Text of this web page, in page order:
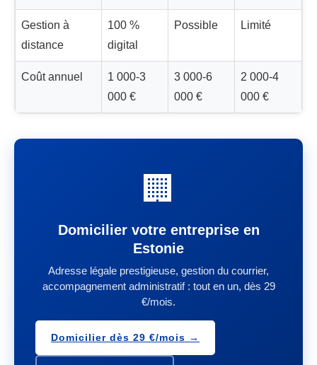
Gestion à
distance
100 %
digital
Possible Limité
Coût annuel
1 000-3
000 €
3 000-6
000 €
2 000-4
000 €
🏢
Domicilier votre entreprise en
Estonie
Adresse légale prestigieuse, gestion du courrier,
accompagnement administratif : tout en un, dès 29
€/mois.
Domicilier dès 29 €/mois →